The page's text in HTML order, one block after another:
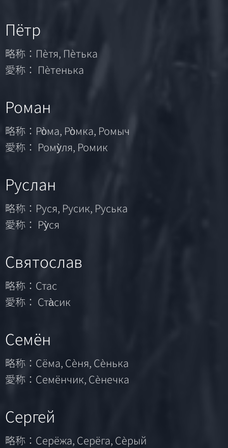
Пётр
略称：Пѐтя, Пѐтька
愛称： Пѐтенька
Роман
略称：Ро̀ма, Ро̀мка, Ромыч
愛称： Рому̀ля, Ромик
Руслан
略称：Руся, Русик, Руська
愛称： Ру̀ся
Святослав
略称：Стас
愛称： Ста̀сик
Семён
略称：Сёма, Сѐня, Сѐнька
愛称：Семёнчик, Сѐнечка
Сергей
略称：Серёжа, Серёга, Сѐрый